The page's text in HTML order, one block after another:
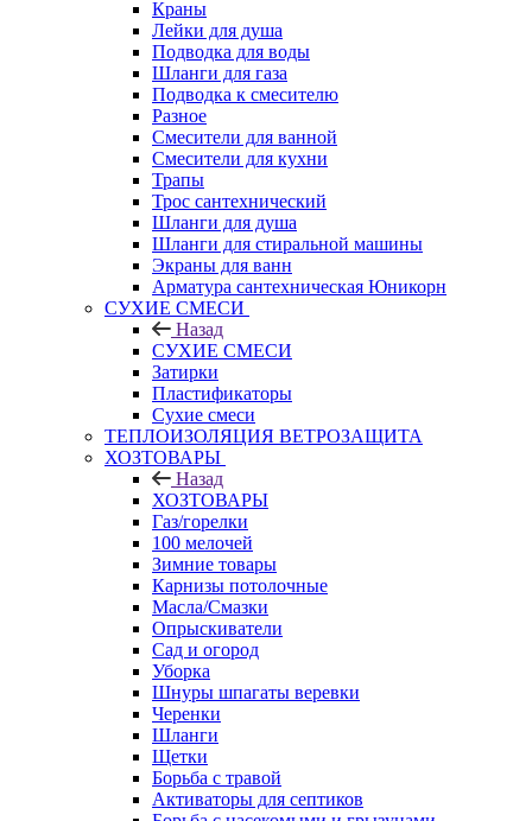
Краны
Лейки для душа
Подводка для воды
Шланги для газа
Подводка к смесителю
Разное
Смесители для ванной
Смесители для кухни
Трапы
Трос сантехнический
Шланги для душа
Шланги для стиральной машины
Экраны для ванн
Арматура сантехническая Юникорн
СУХИЕ СМЕСИ
Назад
СУХИЕ СМЕСИ
Затирки
Пластификаторы
Сухие смеси
ТЕПЛОИЗОЛЯЦИЯ ВЕТРОЗАЩИТА
ХОЗТОВАРЫ
Назад
ХОЗТОВАРЫ
Газ/горелки
100 мелочей
Зимние товары
Карнизы потолочные
Масла/Смазки
Опрыскиватели
Сад и огород
Уборка
Шнуры шпагаты веревки
Черенки
Шланги
Щетки
Борьба с травой
Активаторы для септиков